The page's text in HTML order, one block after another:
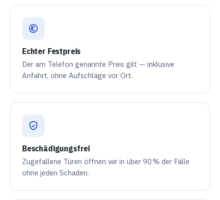
Echter Festpreis
Der am Telefon genannte Preis gilt — inklusive
Anfahrt, ohne Aufschläge vor Ort.
Beschädigungsfrei
Zugefallene Türen öffnen wir in über 90 % der Fälle
ohne jeden Schaden.